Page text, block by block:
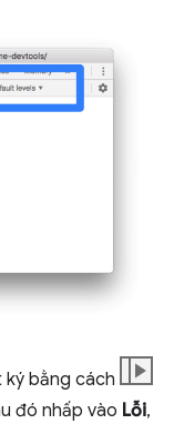
bằng cách
đó nhấp vào Lỗi,